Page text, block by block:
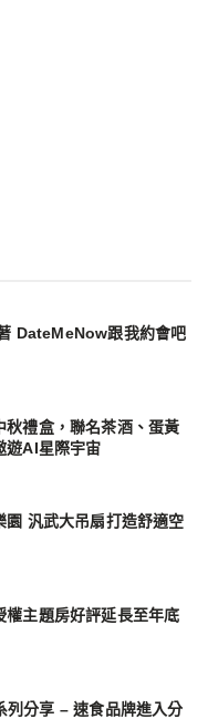
DateMeNow跟我約會吧
禮盒，聯名茶酒、蛋黃
遊AI星際宇宙
汎武大吊扇打造舒適空
主題房好評延長至年底
分享 – 速食品牌進入分